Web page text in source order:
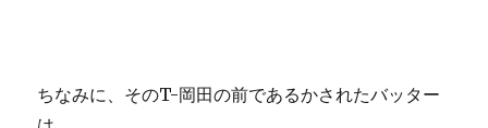
ちなみに、そのT-岡田の前であるかされたバッター